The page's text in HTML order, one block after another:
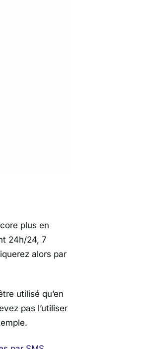
plus en
24h/24, 7
alors par
utilisé qu’en
pas l’utiliser